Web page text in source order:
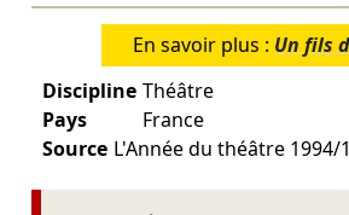
En savoir plus : Un fils
Discipline Théâtre
Pays
France
Source L'Année du théâtre 1994/